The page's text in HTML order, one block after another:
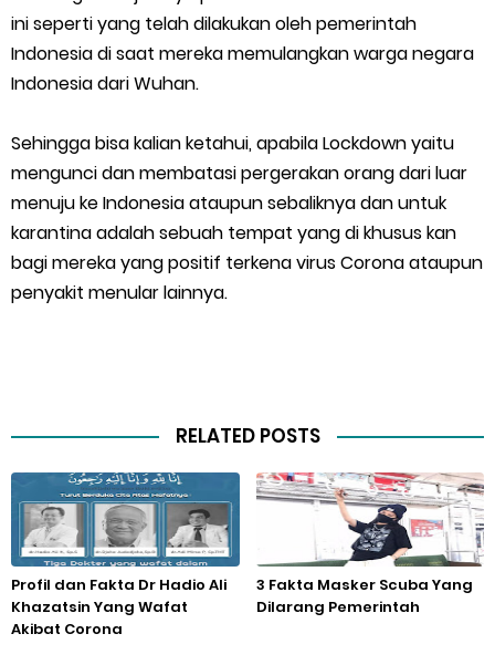
ini seperti yang telah dilakukan oleh pemerintah
Indonesia di saat mereka memulangkan warga negara
Indonesia dari Wuhan.
Sehingga bisa kalian ketahui, apabila Lockdown yaitu
mengunci dan membatasi pergerakan orang dari luar
menuju ke Indonesia ataupun sebaliknya dan untuk
karantina adalah sebuah tempat yang di khusus kan
bagi mereka yang positif terkena virus Corona ataupun
penyakit menular lainnya.
RELATED POSTS
Profil dan Fakta Dr Hadio Ali
Khazatsin Yang Wafat
Akibat Corona
3 Fakta Masker Scuba Yang
Dilarang Pemerintah